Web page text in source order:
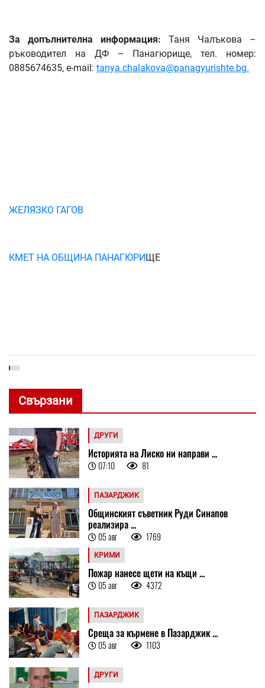
За допълнителна информация: Таня Чалъкова –
ръководител на ДФ – Панагюрище, тел. номер:
0885674635, e-mail: tanya.chalakova@panagyurishte.bg.
ЖЕЛЯЗКО ГАГОВ
КМЕТ НА ОБЩИНА ПАНАГЮРИ ЩЕ
Свързани
ДРУГИ
Историята на Лиско ни направи ...
07:10 81
ПАЗАРДЖИК
Общинският съветник Руди Синапов
реализира ...
05 авг 1769
КРИМИ
Пожар нанесе щети на къщи ...
05 авг 4372
ПАЗАРДЖИК
Среща за кърмене в Пазарджик ...
05 авг 1103
ДРУГИ